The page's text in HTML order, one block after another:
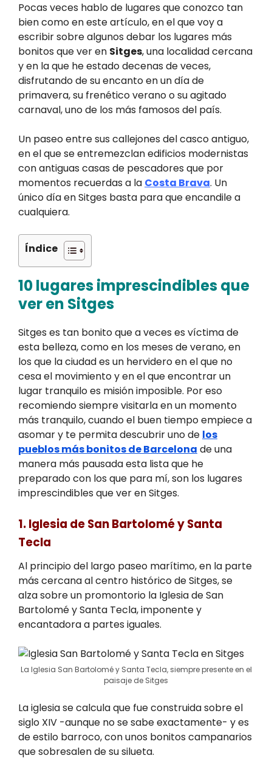
Pocas veces hablo de lugares que conozco tan
bien como en este artículo, en el que voy a
escribir sobre algunos debar los lugares más
bonitos que ver en Sitges, una localidad cercana
y en la que he estado decenas de veces,
disfrutando de su encanto en un día de
primavera, su frenético verano o su agitado
carnaval, uno de los más famosos del país.
Un paseo entre sus callejones del casco antiguo,
en el que se entremezclan edificios modernistas
con antiguas casas de pescadores que por
momentos recuerdas a la Costa Brava. Un
único día en Sitges basta para que encandile a
cualquiera.
Índice
10 lugares imprescindibles que
ver en Sitges
Sitges es tan bonito que a veces es víctima de
esta belleza, como en los meses de verano, en
los que la ciudad es un hervidero en el que no
cesa el movimiento y en el que encontrar un
lugar tranquilo es misión imposible. Por eso
recomiendo siempre visitarla en un momento
más tranquilo, cuando el buen tiempo empiece a
asomar y te permita descubrir uno de los
pueblos más bonitos de Barcelona de una
manera más pausada esta lista que he
preparado con los que para mí, son los lugares
imprescindibles que ver en Sitges.
1. Iglesia de San Bartolomé y Santa
Tecla
Al principio del largo paseo marítimo, en la parte
más cercana al centro histórico de Sitges, se
alza sobre un promontorio la Iglesia de San
Bartolomé y Santa Tecla, imponente y
encantadora a partes iguales.
La Iglesia San Bartolomé y Santa Tecla, siempre presente en el
paisaje de Sitges
La iglesia se calcula que fue construida sobre el
siglo XIV -aunque no se sabe exactamente- y es
de estilo barroco, con unos bonitos campanarios
que sobresalen de su silueta.